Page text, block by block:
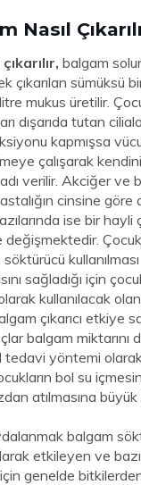
Nasıl
balgam
sümüksü
mukus üretilir.
dışarıda tutan
kapmışsa
çalışarak
verilir. Akciğer ve
cinsine
ise bir hayli
sağladığı için
kullanılacak
çıkarıcı etkiye
balgam
yöntemi
bol su
atılmasına büyük
balgam
etkileyen ve
genelde